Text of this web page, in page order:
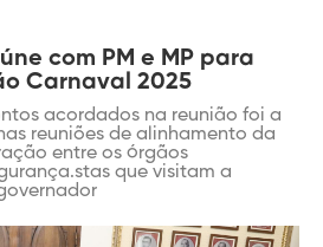
com PM e MP para
Carnaval 2025
acordados na reunião foi a
reuniões de alinhamento da
entre os órgãos
que visitam a